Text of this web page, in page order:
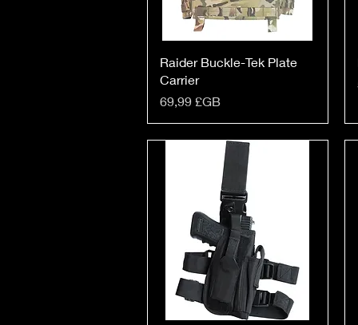
Raider Buckle-Tek Plate
Carrier
Prix
69,99 £GB